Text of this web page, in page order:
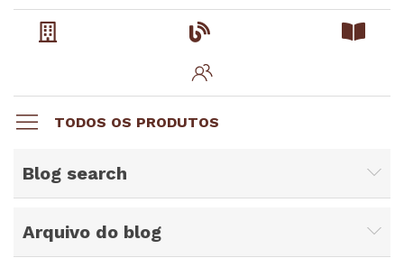
TODOS OS PRODUTOS
Blog search
Arquivo do blog